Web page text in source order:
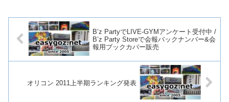
B’z PartyでLIVE-GYMアンケート受付中 /
B’z Party Storeで会報バックナンバー&会
報用ブックカバー販売
オリコン 2011上半期ランキング発表